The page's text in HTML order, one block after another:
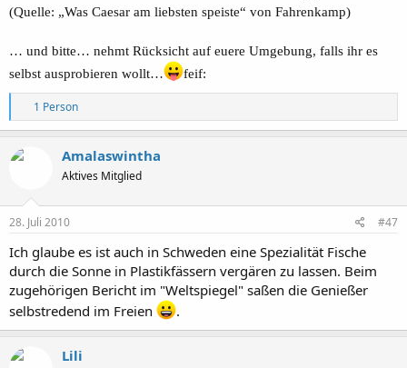
(Quelle: „Was Caesar am liebsten speiste“ von Fahrenkamp)
… und bitte… nehmt Rücksicht auf euere Umgebung, falls ihr es
selbst ausprobieren wollt…
feif:
R
e
a
n
e
:
1 Person
Amalaswintha
Aktives Mitglied
28. Juli 2010 #47
Ich glaube es ist auch in Schweden eine Spezialität Fische
durch die Sonne in Plastikfässern vergären zu lassen. Beim
zugehörigen Bericht im "Weltspiegel" saßen die Genießer
selbstredend im Freien
.
Lili